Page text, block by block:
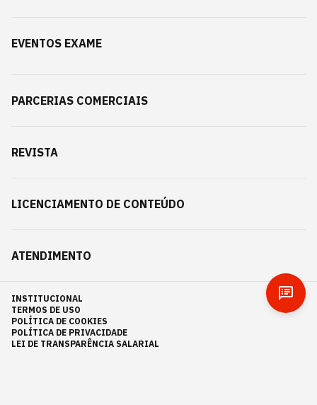
EVENTOS EXAME
PARCERIAS COMERCIAIS
REVISTA
LICENCIAMENTO DE CONTEÚDO
ATENDIMENTO
INSTITUCIONAL
TERMOS DE USO
POLÍTICA DE COOKIES
POLÍTICA DE PRIVACIDADE
LEI DE TRANSPARÊNCIA SALARIAL